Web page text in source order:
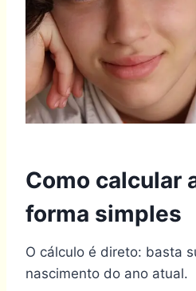
Como calcular
forma simples
O cálculo é direto: basta
nascimento do ano atual.